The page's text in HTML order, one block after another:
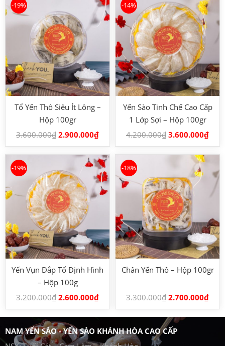
-19%
Tổ Yến Thô Siêu Ít Lông –
Hộp 100gr
3.600.000₫ 2.900.000₫
-14%
Yến Sào Tinh Chế Cao Cấp
1 Lớp Sợi – Hộp 100gr
4.200.000₫ 3.600.000₫
-19%
Yến Vụn Đắp Tổ Định Hình
– Hộp 100g
3.200.000₫ 2.600.000₫
-18%
Chân Yến Thô – Hộp 100gr
3.300.000₫ 2.700.000₫
NAM YẾN SÀO - YẾN SÀO KHÁNH HÒA CAO CẤP